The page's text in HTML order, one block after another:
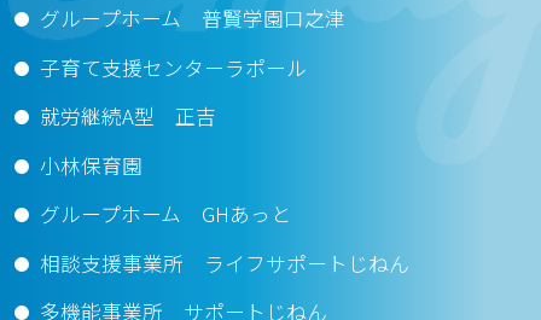
グループホーム 普賢学園口之津
子育て支援センターラポール
就労継続A型 正吉
小林保育園
グループホーム GHあっと
相談支援事業所 ライフサポートじねん
多機能事業所 サポートじねん